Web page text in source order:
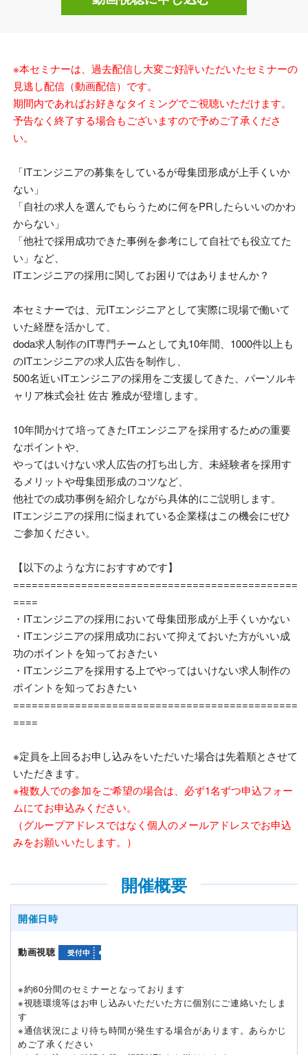
※本セミナーは、過去配信し大変ご好評いただいたセミナーの
見逃し配信（動画配信）です。
期間内であればお好きなタイミングでご視聴いただけます。
予告なく終了する場合もございますので予めご了承くださ
い。
「ITエンジニアの募集をしているが母集団形成が上手くいか
ない」
「自社の求人を選んでもらうために何をPRしたらいいのかわ
からない」
「他社で採用成功できた事例を参考にして自社でも役立てた
い」など、
ITエンジニアの採用に関してお困りではありませんか？
本セミナーでは、元ITエンジニアとして実際に現場で働いて
いた経歴を活かして、
doda求人制作のIT専門チームとして丸10年間、 1000件以上も
のITエンジニアの求人広告を制作し、
500名近いITエンジニアの採用をご支援してきた、パーソルキ
ャリア株式会社 佐古 雅成が登壇します。
10年間かけて培ってきたITエンジニアを採用するための重要
なポイントや、
やってはいけない求人広告の打ち出し方、未経験者を採用す
るメリットや母集団形成のコツなど、
他社での成功事例を紹介しながら具体的にご説明します。
ITエンジニアの採用に悩まれている企業様はこの機会にぜひ
ご参加ください。
【以下のような方におすすめです】
==============================================
====
・ ITエンジニアの採用において母集団形成が上手くいかない
・ ITエンジニアの採用成功において抑えておいた方がいい成
功のポイントを知っておきたい
・ ITエンジニアを採用する上でやってはいけない求人制作の
ポイントを知っておきたい
==============================================
====
※定員を上回るお申し込みをいただいた場合は先着順とさせて
いただきます。
※複数人での参加をご希望の場合は、必ず1名ずつ申込フォー
ムにてお申込みください。
（グループアドレスではなく個人のメールアドレスでお申込
みをお願いいたします。）
開催概要
開催日時
動画視聴
※約60分間のセミナーとなっております
※視聴環境等はお申し込みいただいた方に個別にご連絡いたしま
す
※通信状況により待ち時間が発生する場合があります。あらかじ
めご了承ください